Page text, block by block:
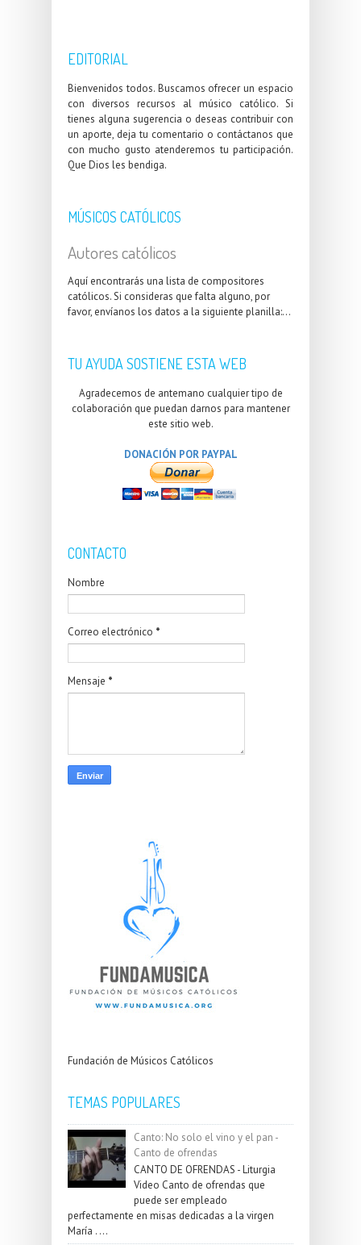
EDITORIAL
Bienvenidos todos. Buscamos ofrecer un espacio
con diversos recursos al músico católico. Si
tienes alguna sugerencia o deseas contribuir con
un aporte, deja tu comentario o contáctanos que
con mucho gusto atenderemos tu participación.
Que Dios les bendiga.
MÚSICOS CATÓLICOS
Autores católicos
Aquí encontrarás una lista de compositores
católicos. Si consideras que falta alguno, por
favor, envíanos los datos a la siguiente planilla:...
TU AYUDA SOSTIENE ESTA WEB
Agradecemos de antemano cualquier tipo de
colaboración que puedan darnos para mantener
este sitio web.
DONACIÓN POR PAYPAL
CONTACTO
Nombre
Correo electrónico *
Mensaje *
Fundación de Músicos Católicos
TEMAS POPULARES
Canto: No solo el vino y el pan -
Canto de ofrendas
CANTO DE OFRENDAS - Liturgia
Video Canto de ofrendas que
puede ser empleado
perfectamente en misas dedicadas a la virgen
María . ...